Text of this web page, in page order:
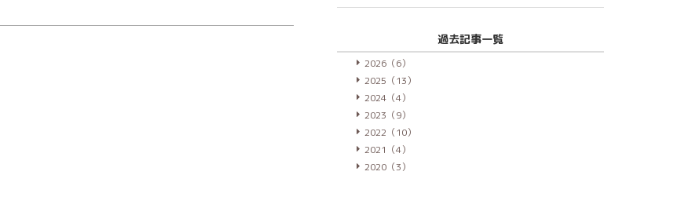
過去記事一覧
2026（6）
2025（13）
2024（4）
2023（9）
2022（10）
2021（4）
2020（3）